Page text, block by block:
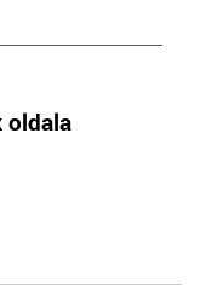
oldala